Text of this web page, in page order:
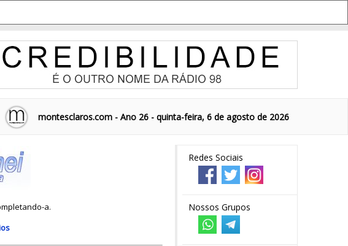
montesclaros.com - Ano 26 - quinta-feira, 6 de agosto de 2026
Redes Sociais
Nossos Grupos
a.